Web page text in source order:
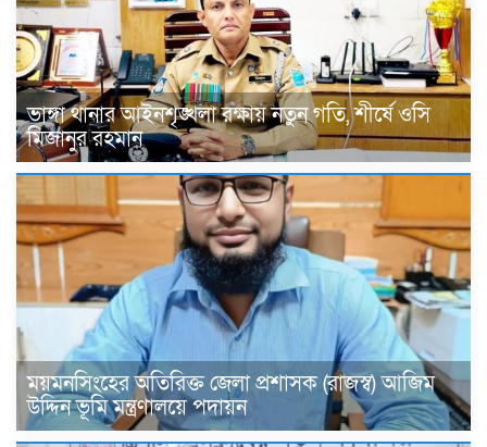
ভাঙ্গা থানার আইনশৃঙ্খলা রক্ষায় নতুন গতি, শীর্ষে ওসি
মিজানুর রহমান
ময়মনসিংহের অতিরিক্ত জেলা প্রশাসক (রাজস্ব) আজিম
উদ্দিন ভূমি মন্ত্রণালয়ে পদায়ন